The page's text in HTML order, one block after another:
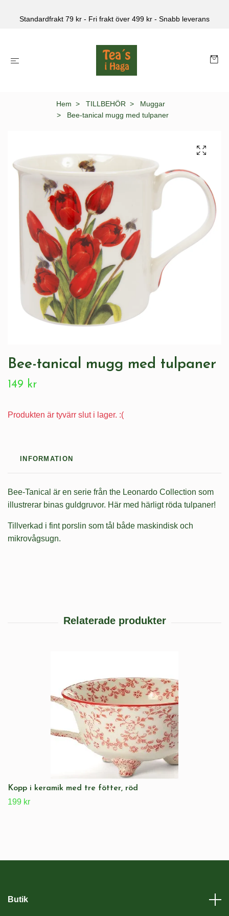
Standardfrakt 79 kr - Fri frakt över 499 kr - Snabb leverans
Hem TILLBEHÖR
Muggar
Bee-tanical mugg med tulpaner
Bee-tanical mugg med tulpaner
149 kr
Produkten är tyvärr slut i lager. :(
INFORMATION
Bee-Tanical är en serie från the Leonardo Collection som
illustrerar binas guldgruvor. Här med härligt röda tulpaner!
Tillverkad i fint porslin som tål både maskindisk och
mikrovågsugn.
Kopp i keramik med tre fötter, röd
199 kr
Butik